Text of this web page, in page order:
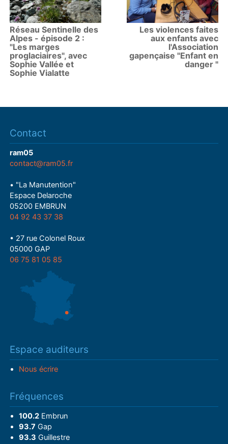
Réseau Sentinelle des
Alpes - épisode 2 :
"Les marges
proglaciaires", avec
Sophie Vallée et
Sophie Vialatte
Les violences faites
aux enfants avec
l'Association
gapençaise "Enfant en
danger "
Contact
ram05
contact@ram05.fr
• "La Manutention"
Espace Delaroche
05200 EMBRUN
04 92 43 37 38
• 27 rue Colonel Roux
05000 GAP
06 75 81 05 85
Espace auditeurs
Nous écrire
Fréquences
100.2Embrun
93.7 Gap
93.3 Guillestre